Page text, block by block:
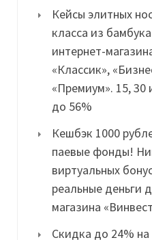
Кейсы элитных
класса из
интернет-
«Классик»,
«Премиум». 15, 30
до 56%
Кешбэк 1000
паевые фонды!
виртуальных
реальные деньги
магазина
Скидка до 24%